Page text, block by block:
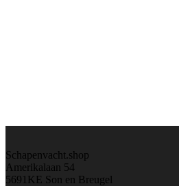
Schapenvacht.shop
Amerikalaan 54
5691KE Son en Breugel